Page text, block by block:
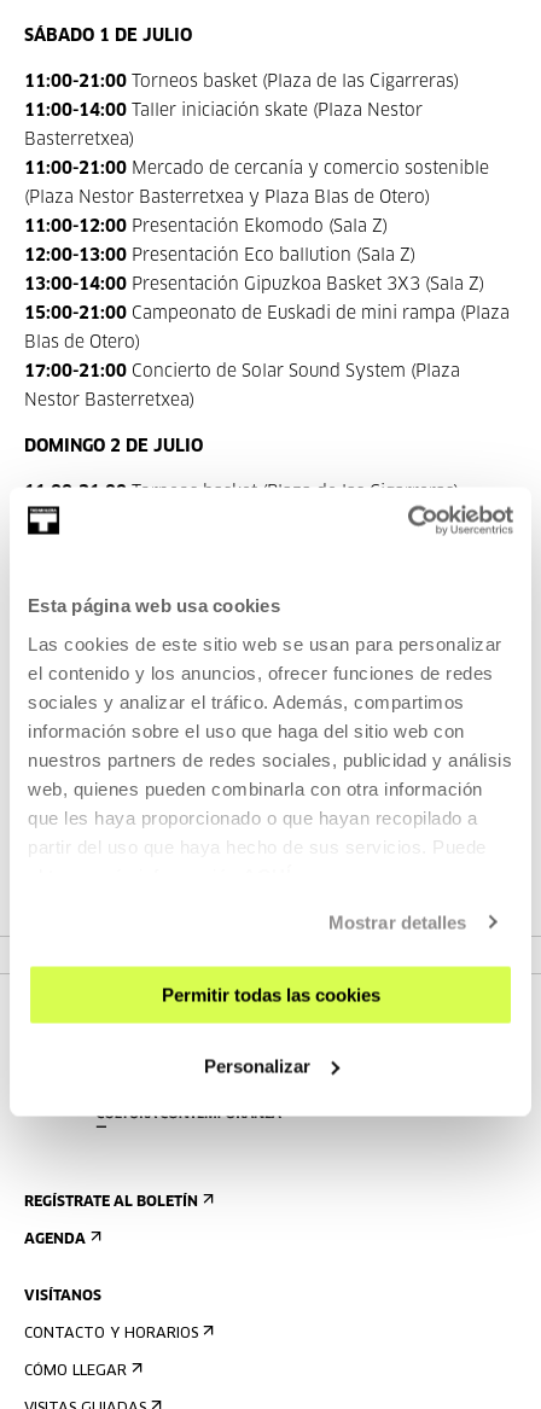
Esta página web usa cookies
Las cookies de este sitio web se usan para personalizar
el contenido y los anuncios, ofrecer funciones de redes
sociales y analizar el tráfico. Además, compartimos
información sobre el uso que haga del sitio web con
nuestros partners de redes sociales, publicidad y análisis
web, quienes pueden combinarla con otra información
que les haya proporcionado o que hayan recopilado a
partir del uso que haya hecho de sus servicios. Puede
Mostrar detalles
Permitir todas las cookies
Personalizar
SÁBADO 1 DE JULIO
11:00-21:00 Torneos basket (Plaza de las Cigarreras)
11:00-14:00 Taller iniciación skate (Plaza Nestor
Basterretxea)
11:00-21:00 Mercado de cercanía y comercio sostenible
(Plaza Nestor Basterretxea y Plaza Blas de Otero)
11:00-12:00 Presentación Ekomodo (Sala Z)
12:00-13:00 Presentación Eco ballution (Sala Z)
13:00-14:00 Presentación Gipuzkoa Basket 3X3 (Sala Z)
15:00-21:00 Campeonato de Euskadi de mini rampa (Plaza
Blas de Otero)
17:00-21:00 Concierto de Solar Sound System (Plaza
Nestor Basterretxea)
DOMINGO 2 DE JULIO
11:00-21:00 Torneos basket (Plaza de las Cigarreras)
11:00-14:00
Taller iniciación skate (Plaza Nestor
(Plaza Nestor Basterretxea y Plaza Blas de Otero)
11:00-12:00 Presentación Jump the line (Sala Z)
12:00-13:00Presentación Silvia Echeverría (Sala Z)
13:00-14:00Presentación Leku Skate (Sala Z)
15:00-21:00 Surf skate (Plaza Blas de Otero)
17:00-21:00Concierto de Solar Sound System (Plaza
Nestor Basterretxea)
REGÍSTRATE AL BOLETÍN
AGENDA
VISÍTANOS
CONTACTO Y HORARIOS
CÓMO LLEGAR